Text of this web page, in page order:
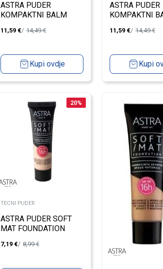
ASTRA PUDER
KOMPAKTNI BALM
11,59 € 14,49€
Kupi ovdje
ASTRA PUDER
KOMPAKTNI
11,59 € 14,49€
Kupi
20%
TECNI PUDER
ASTRA PUDER SOFT
MAT FOUNDATION
7,19 € 8,99€